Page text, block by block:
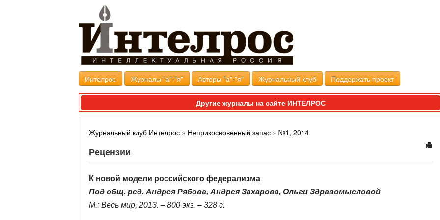
Интелрос Журналы "а"-"я" Авторы "а"-"я" Журнальный клуб Поддержать проект
Другие журналы на сайте ИНТЕЛРОС
Журнальный клуб Интелрос » Неприкосновенный запас » №1, 2014
Рецензии
К новой модели российского федерализма
Под общ. ред. Андрея Рябова, Андрея Захарова, Ольги Здравомысловой
М.: Весь мир, 2013. – 800 экз. – 328 с.